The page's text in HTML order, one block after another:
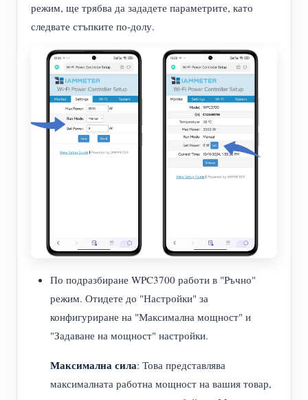
режим, ще трябва да зададете параметрите, като
следвате стъпките по-долу.
По подразбиране WPC3700 работи в "Ръчно"
режим. Отидете до "Настройки" за
конфигуриране на "Максимална мощност" и
"Задаване на мощност" настройки.
Максимална сила: Това представлява
максималната работна мощност на вашия товар,